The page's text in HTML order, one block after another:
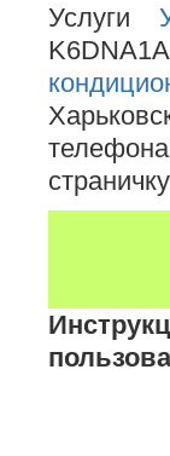
Услуги